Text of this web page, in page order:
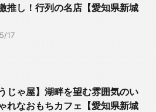
推し！行列の名店【愛知県新城
17
うじゃ屋】湖畔を望む雰囲気のい
れなおもちカフェ【愛知県新城